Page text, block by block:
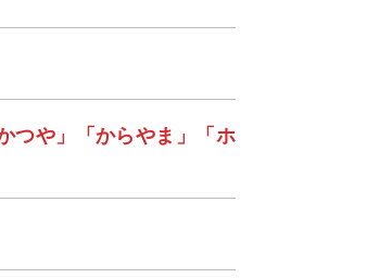
つや」「からやま」「ホ